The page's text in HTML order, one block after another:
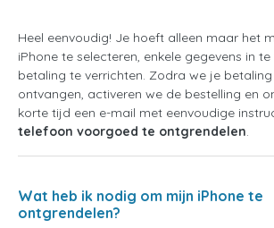
Heel eenvoudig! Je hoeft alleen maar het
iPhone te selecteren, enkele gegevens in
betaling te verrichten. Zodra we je
ontvangen, activeren we de bestelling en
korte tijd een e-mail met eenvoudige
telefoon voorgoed te ontgrendelen.
Wat heb ik nodig om mijn iPhone te
ontgrendelen?